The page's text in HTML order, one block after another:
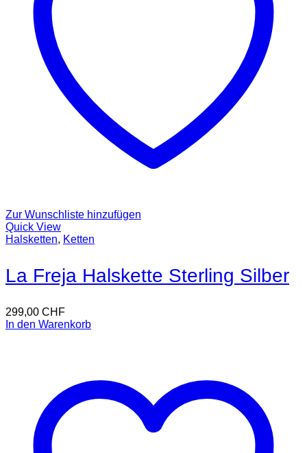
Zur Wunschliste hinzufügen
Quick View
Halsketten, Ketten
La Freja Halskette Sterling Silber
299,00 CHF
In den Warenkorb